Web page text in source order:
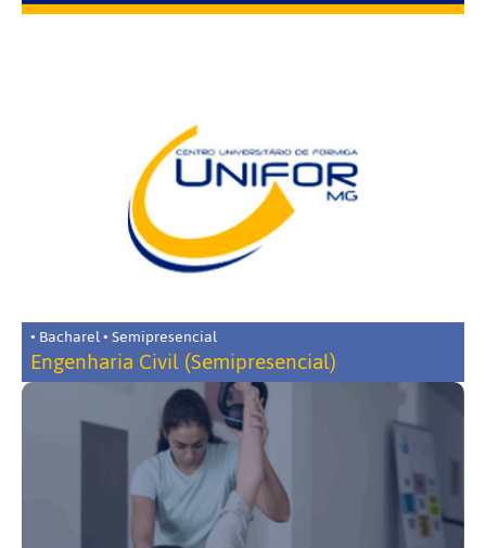
• Bacharel • Semipresencial
Engenharia Civil (Semipresencial)